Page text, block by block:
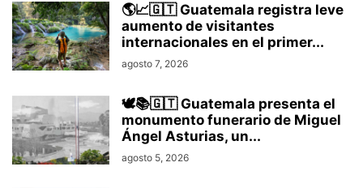
🌎📈🇬🇹 Guatemala registra leve
aumento de visitantes
internacionales en el primer...
agosto 7, 2026
🕊️📚🇬🇹 Guatemala presenta el
monumento funerario de Miguel
Ángel Asturias, un...
agosto 5, 2026